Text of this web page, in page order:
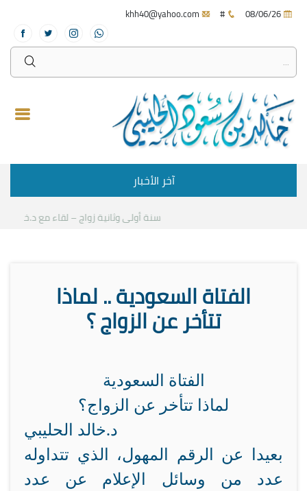
#
آخر الأخبار
سنة أولى وثانية زواج – لقاء مع د.خالد
الفتاة السعودية .. لماذا
تتأخر عن الزواج ؟
الفتاة السعودية
لماذا تتأخر عن الزواج؟
د.خالد الحليبي
بعيدا عن الرقم المهول، الذي تتداوله
عدد من وسائل الإعلام عن عدد